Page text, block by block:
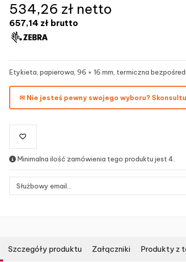
657,14 zł brutto
534,26 zł netto
Etykieta, papierowa, 96 × 16 mm, termiczna
✉ Nie jesteś pewny swojego wyboru?
Minimalna ilość zamówienia tego produktu jest 4.
Szczegóły produktu Załączniki Produkty z